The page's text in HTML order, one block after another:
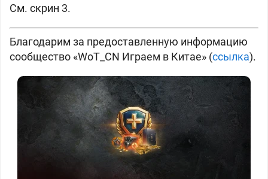
См. скрин 3.
Благодарим за предоставленную информацию
сообщество «WoT_CN Играем в Китае» (ссылка).